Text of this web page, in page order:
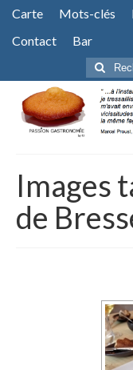
Carte Mots-clés
Contact
Bar
:
Images
de